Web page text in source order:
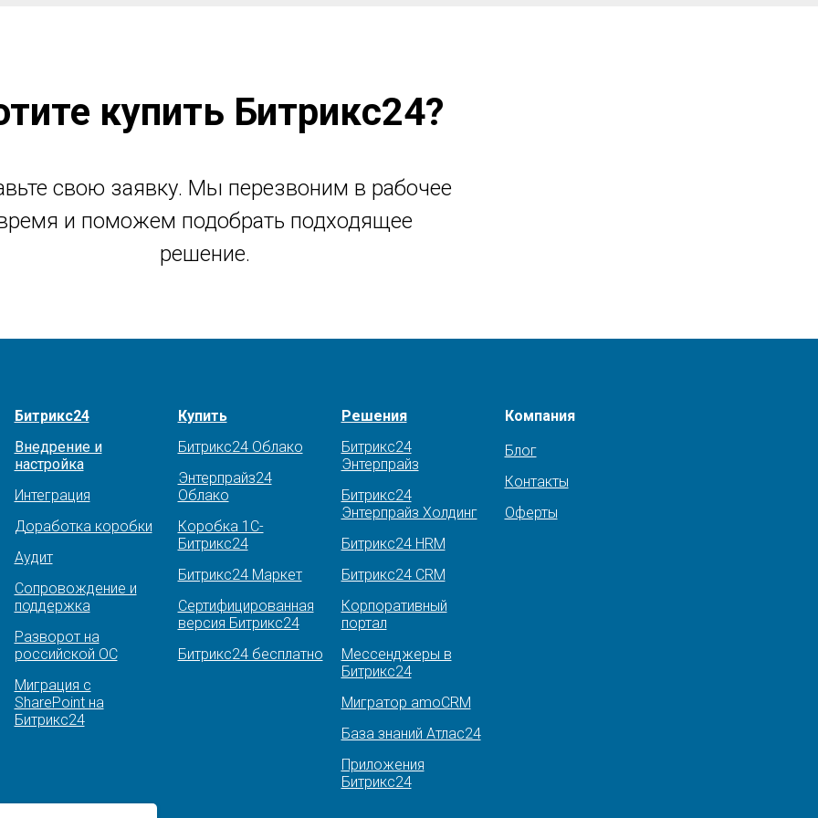
купить Битрикс24?
свою заявку. Мы перезвоним в рабочее
и поможем подобрать подходящее
решение.
Битрикс24
Внедрение и
настройка
Интеграция
Доработка коробки
Аудит
Сопровождение и
поддержка
Разворот на
российской ОС
Миграция с
SharePoint на
Битрикс24
Купить
Битрикс24 Облако
Энтерпрайз24
Облако
Коробка 1С-
Битрикс24
Битрикс24 Маркет
Сертифицированная
версия Битрикс24
Битрикс24 бесплатно
Решения
Битрикс24
Энтерпрайз
Битрикс24
Энтерпрайз Холдинг
Битрикс24 HRM
Битрикс24 CRM
Корпоративный
портал
Мессенджеры в
Битрикс24
Мигратор amoCRM
База знаний Атлас24
Приложения
Битрикс24
Компания
Блог
Контакты
Оферты